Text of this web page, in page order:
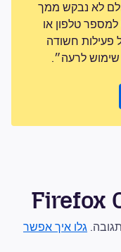
לא נבקש ממך
טלפון או
פעילות חשודה
לרעה״.
Firefox
גלו איך אפשר